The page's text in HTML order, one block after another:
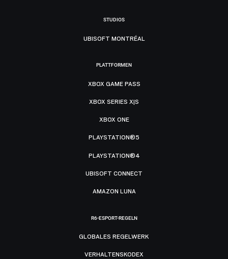
STUDIOS
UBISOFT MONTRÉAL
PLATTFORMEN
XBOX GAME PASS
XBOX SERIES X|S
XBOX ONE
PLAYSTATION®5
PLAYSTATION®4
UBISOFT CONNECT
AMAZON LUNA
R6-ESPORT-REGELN
GLOBALES REGELWERK
VERHALTENSKODEX